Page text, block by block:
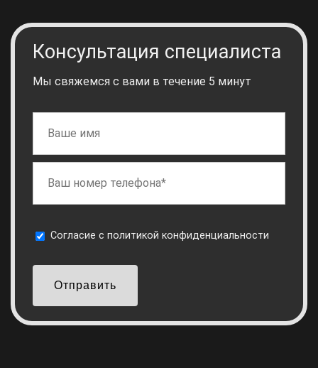
Консультация специалиста
Мы свяжемся с вами в течение 5 минут
Cогласие сполитикой конфиденциальности
Отправить